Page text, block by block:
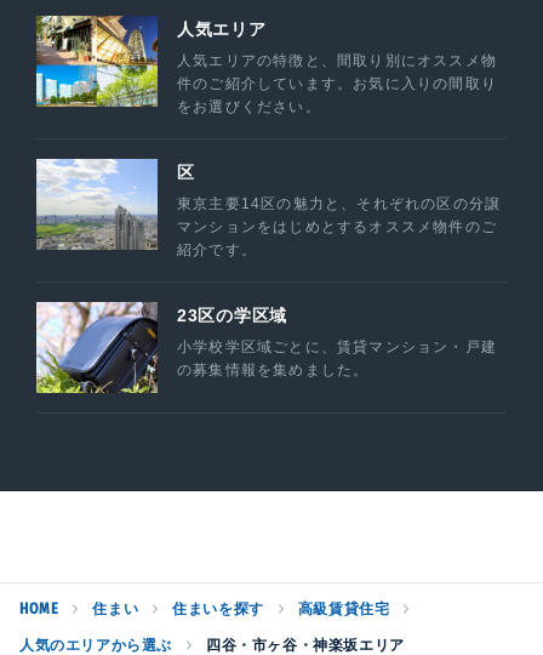
人気エリア
人気エリアの特徴と、間取り別にオススメ物
件のご紹介しています。お気に入りの間取り
をお選びください。
区
東京主要14区の魅力と、それぞれの区の分譲
マンションをはじめとするオススメ物件のご
紹介です。
23区の学区域
小学校学区域ごとに、賃貸マンション・戸建
の募集情報を集めました。
HOME 住まい 住まいを探す 高級賃貸住宅
人気のエリアから選ぶ 四谷・市ヶ谷・神楽坂エリア